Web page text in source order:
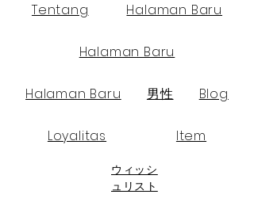
Tentang Halaman Baru
Halaman Baru
Halaman Baru 男性 Blog
Loyalitas Item
ウィッシ
ュリスト